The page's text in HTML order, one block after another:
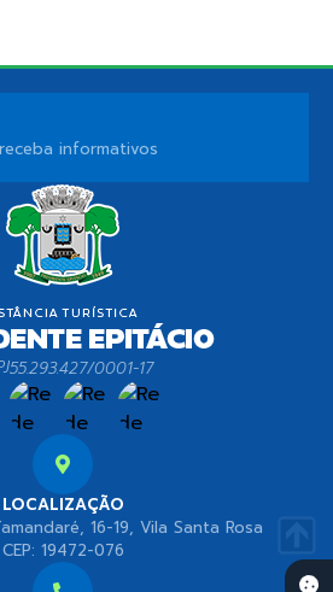
LOCALIZAÇÃO
16-19, Vila Santa Rosa
CEP: 19472-076
55.293.427/0001-17
informativos